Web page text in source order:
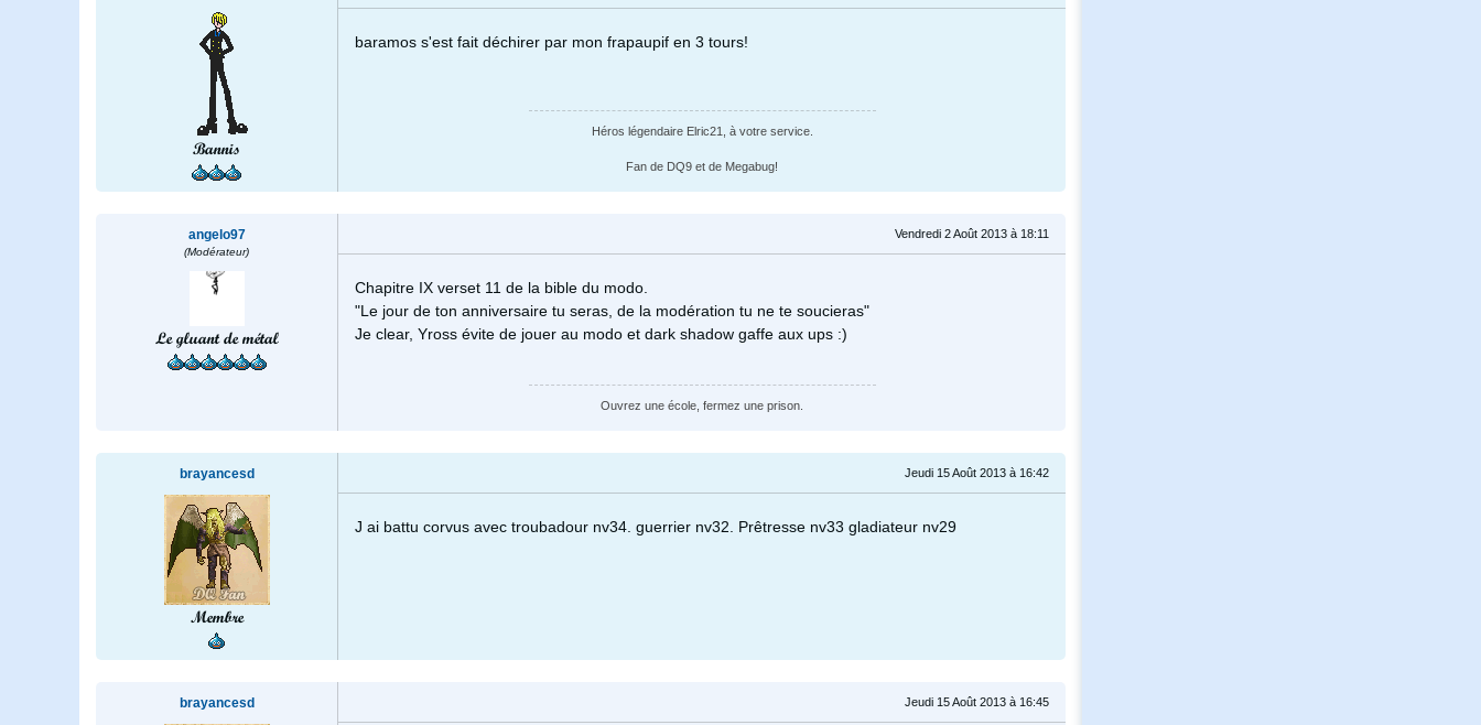
Bannis
baramos s'est fait déchirer par mon frapaupif en 3 tours!
Héros légendaire Elric21, à votre service.
Fan de DQ9 et de Megabug!
angelo97
(Modérateur)
Le gluant de métal
Vendredi 2 Août 2013 à 18:11
Chapitre IX verset 11 de la bible du modo.
"Le jour de ton anniversaire tu seras, de la modération tu ne te soucieras"
Je clear, Yross évite de jouer au modo et dark shadow gaffe aux ups :)
Ouvrez une école, fermez une prison.
brayancesd
Membre
Jeudi 15 Août 2013 à 16:42
J ai battu corvus avec troubadour nv34. guerrier nv32. Prêtresse nv33 gladiateur nv29
brayancesd Jeudi 15 Août 2013 à 16:45